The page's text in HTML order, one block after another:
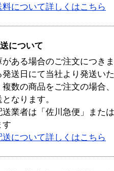
料について詳しくはこちら
について
がある場合のご注文につき
発送日にて当社より発送い
複数の商品をご注文の場合
なります。
業者は「佐川急便」また
す
送について詳しくはこちら